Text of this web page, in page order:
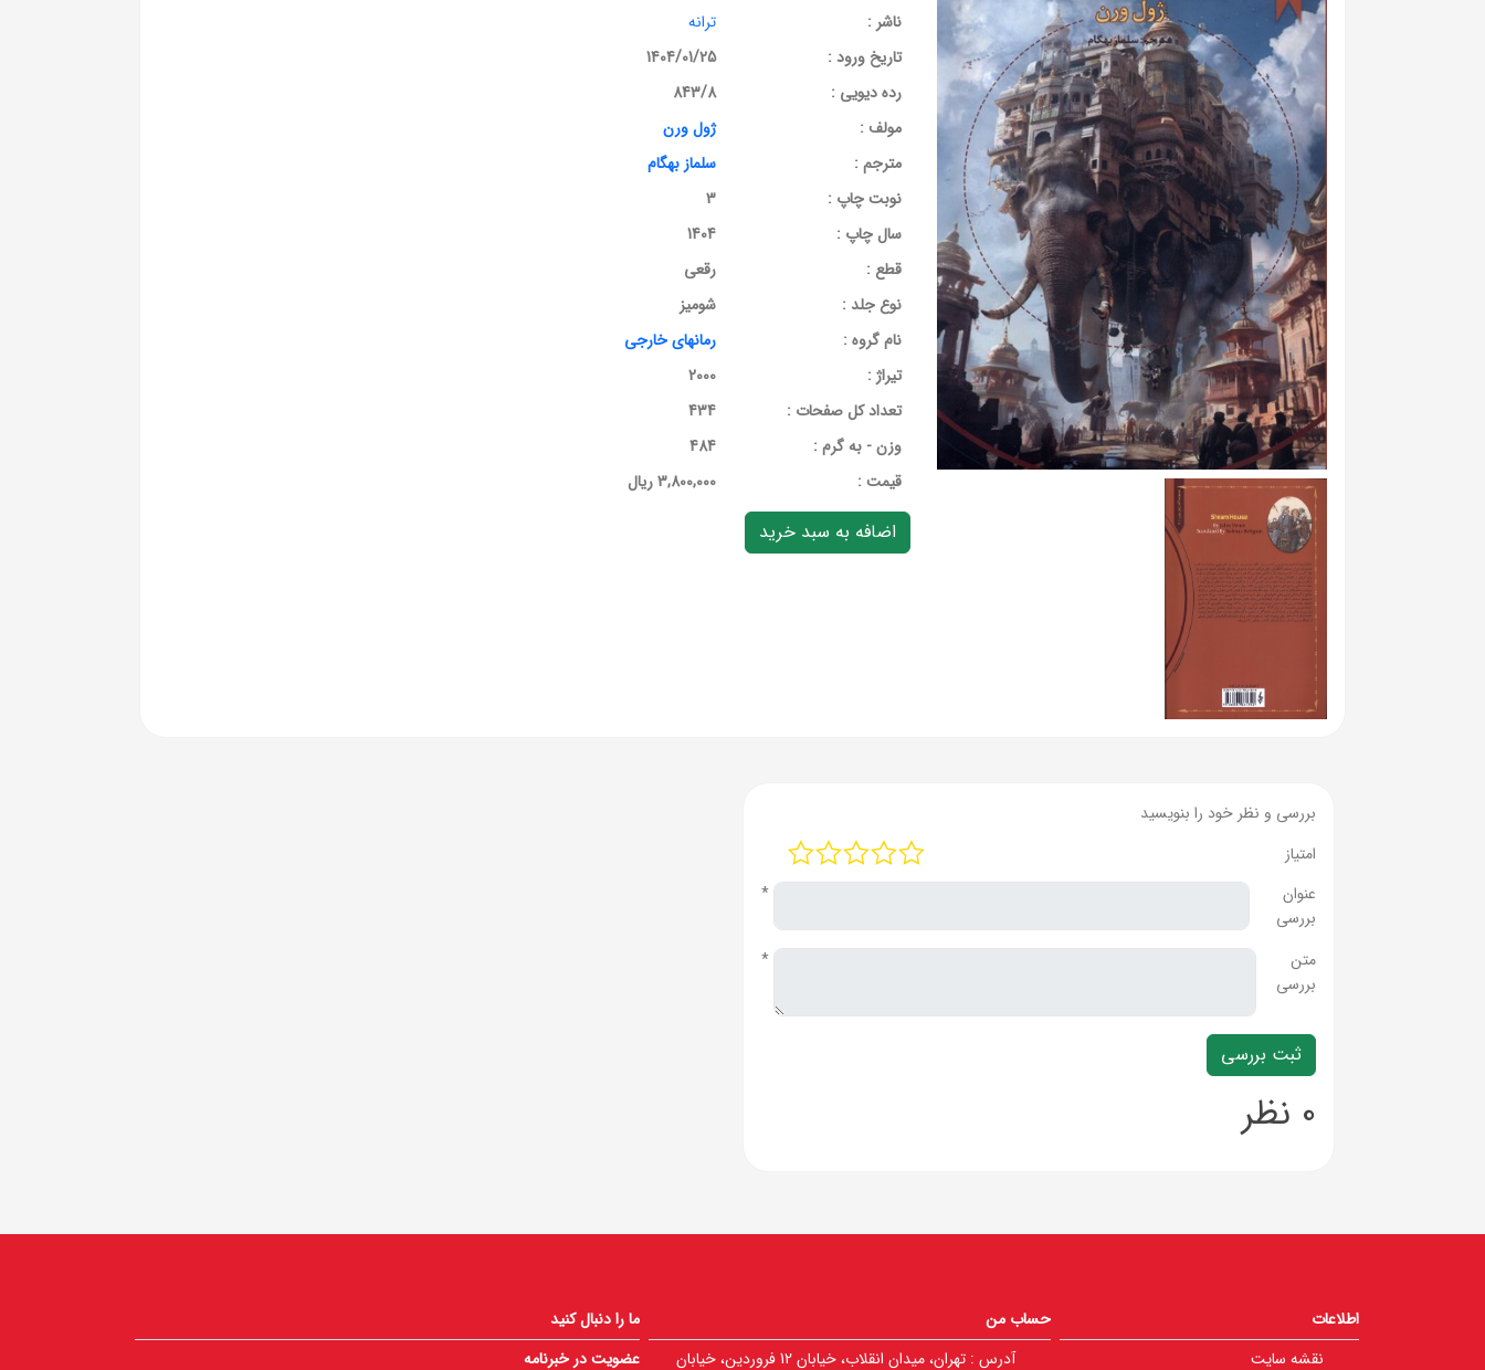
ناشر :
ترانه
تاریخ ورود :
1404/01/25
رده دیویی :
843/8
مولف :
ژول ورن
مترجم :
سلماز بهگام
نوبت چاپ :
3
سال چاپ :
1404
قطع :
رقعی
نوع جلد :
شومیز
نام گروه :
رمانهای خارجی
تیراژ :
2000
تعداد کل صفحات :
434
وزن - به گرم :
484
قيمت :
3,800,000 ریال
بررسی و نظر خود را بنویسید
امتیاز
عنوان
بررسی
*
متن
بررسی
*
0 نظر
اطلاعات
نقشه سایت
حساب من
آدرس :
تهران، میدان انقلاب، خیابان 12 فروردین، خیابان
ما را دنبال کنید
عضویت در خبرنامه